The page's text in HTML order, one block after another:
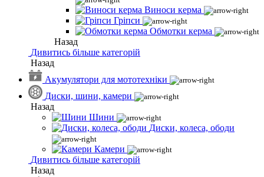
Виноси керма
Гріпси
Обмотки керма
Назад
Дивитись більше категорій
Назад
Акумулятори для мототехніки
Диски, шини, камери
Назад
Шини
Диски, колеса, ободи
Камери
Дивитись більше категорій
Назад